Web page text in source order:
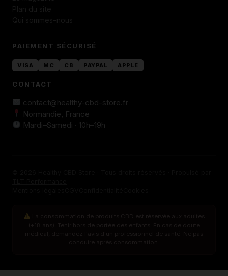
PAIEMENT SÉCURISÉ
VISA MC CB PAYPAL APPLE
CONTACT
contact@healthy-cbd-store.fr
Normandie, France
Mardi–Samedi · 10h–19h
La consommation de produits CBD est réservée aux adultes
(+18 ans). Tenir hors de portée des enfants. En cas de doute
médical, demandez l'avis d'un professionnel de santé. Ne pas
conduire après consommation.